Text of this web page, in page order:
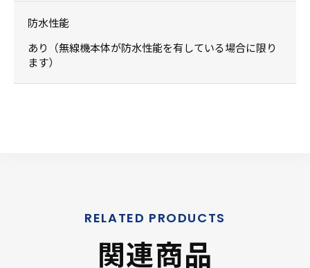
防水性能
あり（無線機本体が防水性能を有している場合に限り
ます）
関連商品